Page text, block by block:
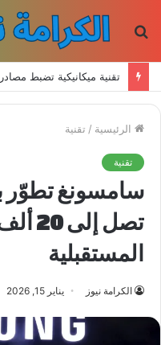
الرئيسية / تقنية
تقنية
سامسونغ تطوّر
تصل
المستقبلية
الكرامة نيوز يناير 15, 2026